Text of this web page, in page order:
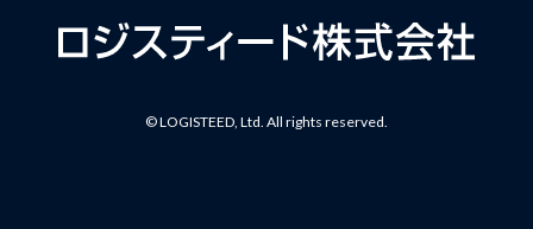
© LOGISTEED, Ltd. All rights reserved.